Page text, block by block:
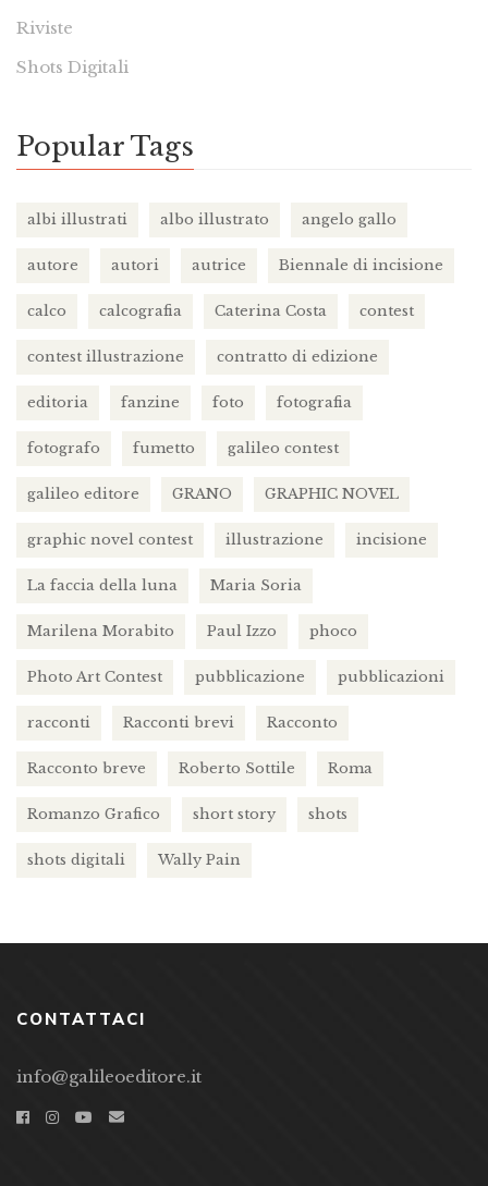
Riviste
Shots Digitali
Popular Tags
albi illustrati albo illustrato angelo gallo
autore autori autrice Biennale di incisione
calco calcografia Caterina Costa contest
contest illustrazione contratto di edizione
editoria fanzine foto fotografia
fotografo fumetto galileo contest
galileo editore GRANO GRAPHIC NOVEL
graphic novel contest illustrazione incisione
La faccia della luna Maria Soria
Marilena Morabito Paul Izzo phoco
Photo Art Contest pubblicazione pubblicazioni
racconti Racconti brevi Racconto
Racconto breve Roberto Sottile Roma
Romanzo Grafico short story shots
shots digitali Wally Pain
CONTATTACI
info@galileoeditore.it